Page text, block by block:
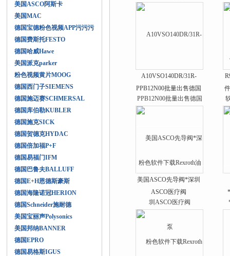
美国ASCO阿斯卡
美国MAC
德国宝德粉色视频APP污污污
德国费斯托FESTO
德国哈威Hawe
美国派克parker
粉色视频黄片MOOG
德国西门子SIEMENS
德国施迈赛SCHMERSAL
德国库伯勒KUBLER
德国施克SICK
德国贺德克HYDAC
德国倍加福P+F
德国易福门IFM
德国巴鲁夫BALLUFF
德国E+H恩德斯豪斯
德国海隆诺冠HERION
德国Schneider施耐德
美国宝丽声Polysonics
美国邦纳BANNER
德国EPRO
德国易格斯IGUS
A10VSO140DR/31R-
PPB12N00批量出售德国
粉色软件下载Rexroth油
美国ASCO先导阀*深圳
ASCO医疗阀